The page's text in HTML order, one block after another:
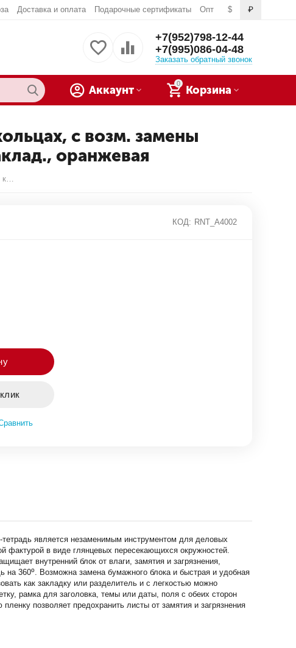
$ ₽
Доставка и оплата Подарочные сертификаты Опт
+7(952)798-12-44
+7(995)086-04-48
Заказать обратный звонок
0
Корзина
Аккаунт
с возм. замены
оранжевая
Бизнес-тетрадь А4+, 80л., Berlingo "Eclipse", клетка, на кольцах, с возм. замены блока, 80г/м2, пластик. (полифом) обложка, линейка-заклад., оранжевая
КОД: RNT_A4002
является незаменимым инструментом для деловых
в виде глянцевых пересекающихся окружностей.
внутренний блок от влаги, замятия и загрязнения,
на 360⁰. Возможна замена бумажного блока и быстрая и удобная
как закладку или разделитель и с легкостью можно
рамка для заголовка, темы или даты, поля с обеих сторон
позволяет предохранить листы от замятия и загрязнения